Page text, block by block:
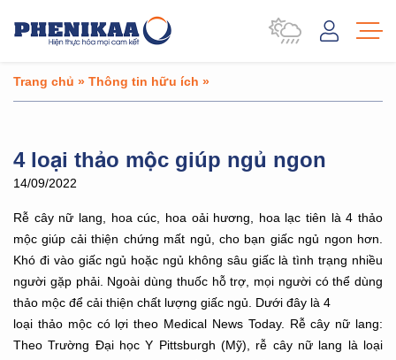
Trang chủ » Thông tin hữu ích »
4 loại thảo mộc giúp ngủ ngon
14/09/2022
Rễ cây nữ lang, hoa cúc, hoa oải hương, hoa lạc tiên là 4 thảo
mộc giúp cải thiện chứng mất ngủ, cho bạn giấc ngủ ngon hơn.
Khó đi vào giấc ngủ hoặc ngủ không sâu giấc là tình trạng nhiều
người gặp phải. Ngoài dùng thuốc hỗ trợ, mọi người có thể dùng
thảo mộc để cải thiện chất lượng giấc ngủ. Dưới đây là 4
loại thảo mộc có lợi theo Medical News Today. Rễ cây nữ lang:
Theo Trường Đại học Y Pittsburgh (Mỹ), rễ cây nữ lang là loại